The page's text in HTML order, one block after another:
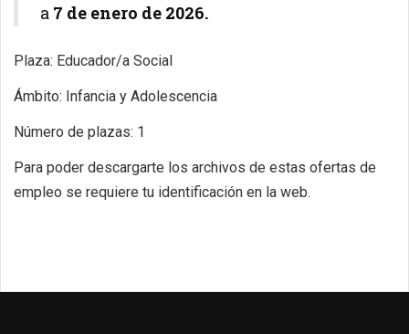
a 7 de enero de 2026.
Plaza: Educador/a Social
Ámbito: Infancia y Adolescencia
Número de plazas: 1
Para poder descargarte los archivos de estas ofertas de
empleo se requiere tu identificación en la web.